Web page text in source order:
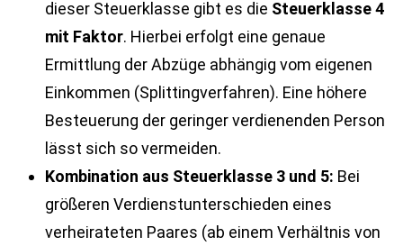
dieser Steuerklasse gibt es die Steuerklasse 4
mit Faktor. Hierbei erfolgt eine genaue
Ermittlung der Abzüge abhängig vom eigenen
Einkommen (Splittingverfahren). Eine höhere
Besteuerung der geringer verdienenden Person
lässt sich so vermeiden.
Kombination aus Steuerklasse 3 und 5: Bei
größeren Verdienstunterschieden eines
verheirateten Paares (ab einem Verhältnis von